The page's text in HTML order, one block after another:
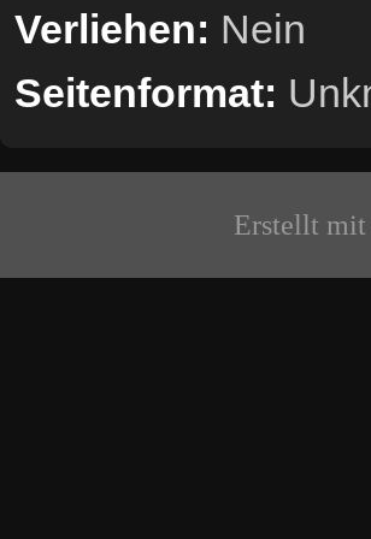
Verliehen: Nein
Seitenformat:
Erstellt mit